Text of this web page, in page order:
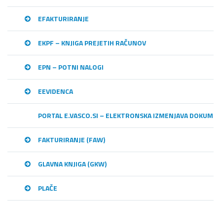
EFAKTURIRANJE
EKPF – KNJIGA PREJETIH RAČUNOV
EPN – POTNI NALOGI
EEVIDENCA
PORTAL E.VASCO.SI – ELEKTRONSKA IZMENJAVA
FAKTURIRANJE (FAW)
GLAVNA KNJIGA (GKW)
PLAČE